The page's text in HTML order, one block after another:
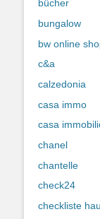
bücher
bungalow
bw online
c&a
calzedonia
casa immo
casa
chanel
chantelle
check24
checkliste